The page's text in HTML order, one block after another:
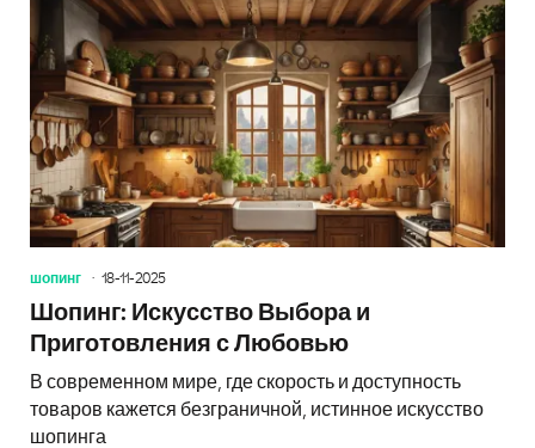
шопинг 18-11-2025
Шопинг: Искусство Выбора и
Приготовления с Любовью
В современном мире, где скорость и доступность
товаров кажется безграничной, истинное искусство
шопинга